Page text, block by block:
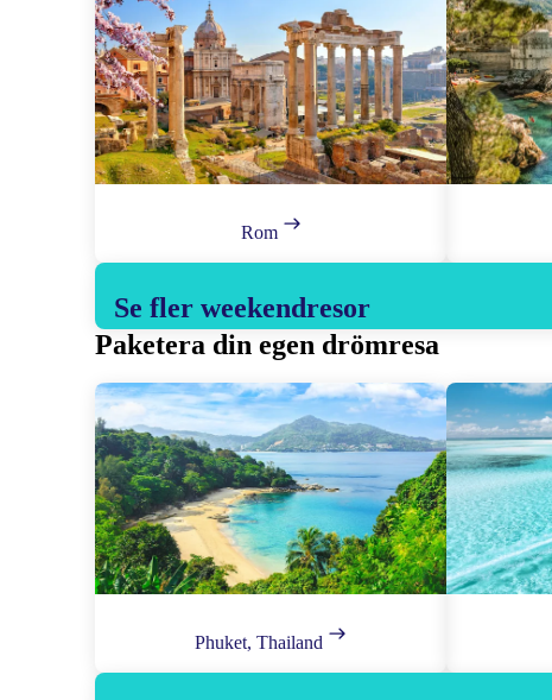
Rom
Se fler weekendresor
Paketera din egen drömresa
Phuket, Thailand